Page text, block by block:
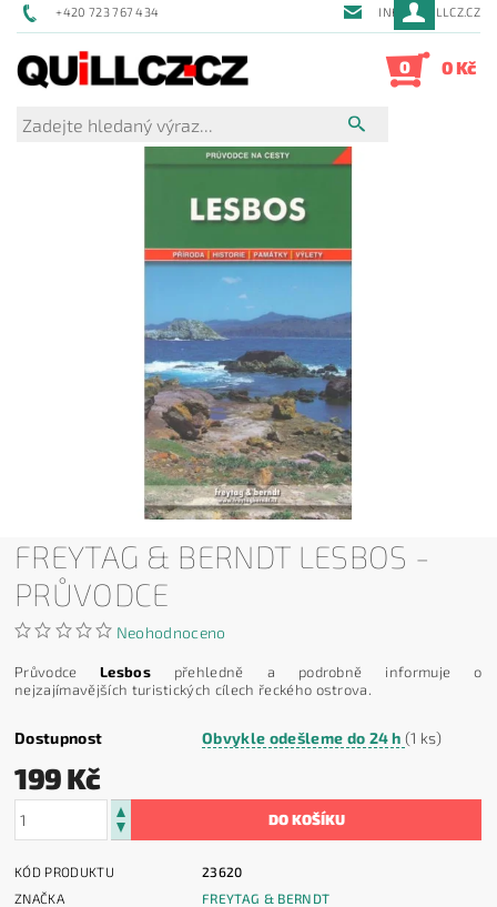
+420 723 767 434 INFO@QUILLCZ.CZ
0 0 Kč
FREYTAG & BERNDT LESBOS -
PRŮVODCE
Neohodnoceno
Průvodce Lesbospřehledně a podrobně informuje o
nejzajímavějších turistických cílech řeckého ostrova.
Dostupnost Obvykle odešleme do 24 h(1 ks)
199 Kč
KÓD PRODUKTU
23620
ZNAČKA
FREYTAG & BERNDT